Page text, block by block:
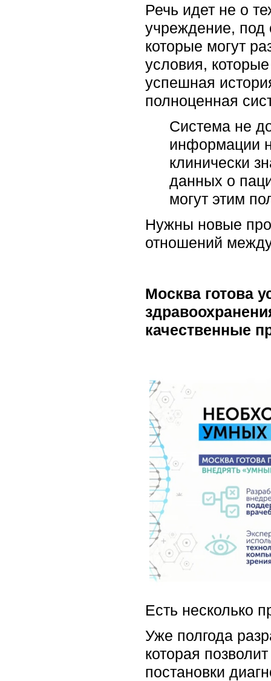
Речь идет не о
учреждение, под
которые могут
условия,
успешная
полноценная
Система не
информации
клинически
данных о
могут этим
Нужны новые
отношений
Москва готова
качественные
Есть несколько
Уже полгода
которая
постановки